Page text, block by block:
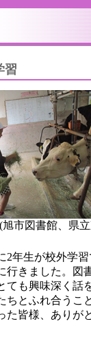
習
市図書館、県
年生が校外学
行きました。図
ても興味深く話
ちとふれ合うこ
た皆様、ありが